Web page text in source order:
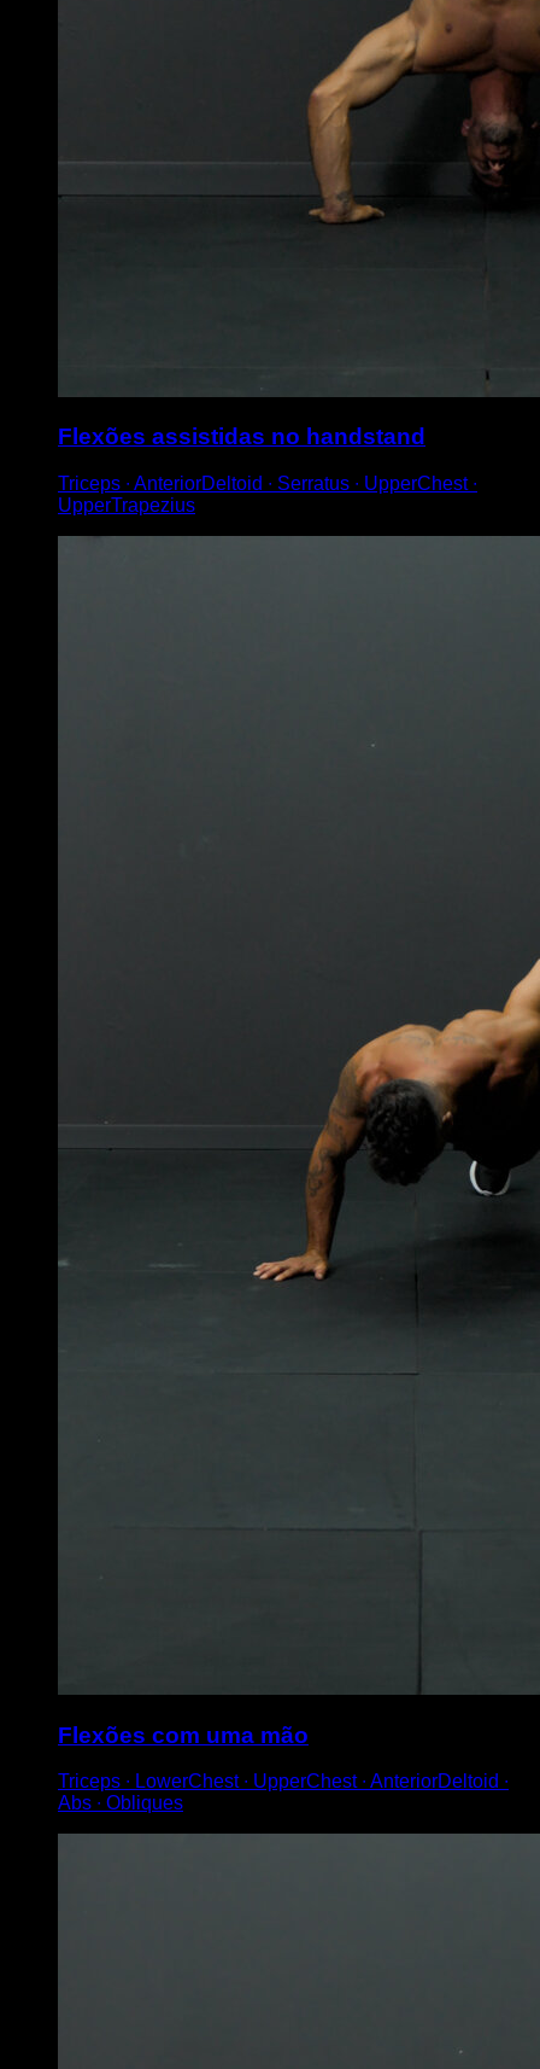
Flexões assistidas no handstand
Triceps ∙ AnteriorDeltoid ∙ Serratus ∙ UpperChest ∙
UpperTrapezius
Flexões com uma mão
Triceps ∙ LowerChest ∙ UpperChest ∙ AnteriorDeltoid ∙
Abs ∙ Obliques